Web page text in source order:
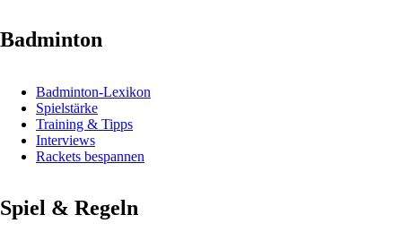
Badminton
Badminton-Lexikon
Spielstärke
Training & Tipps
Interviews
Rackets bespannen
Spiel & Regeln